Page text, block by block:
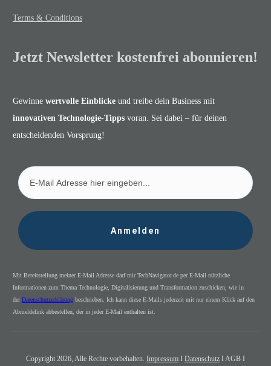
Terms & Conditions
Jetzt Newsletter kostenfrei abonnieren!
Gewinne wertvolle Einblicke und treibe dein Business mit
innovativen Technologie-Tipps voran. Sei dabei – für deinen
entscheidenden Vorsprung!
Anmelden
Mit Bereitstellung meiner E-Mail Adresse darf mir TechNavigator.de per E-Mail nützliche
Informationen zum Thema Technologie, Digitalisierung und Transformation zuschicken, wie in
derDatenschutzerklärung beschrieben. Ich kann diese E-Mails jederzeit mit nur einem Klick auf den
Abmeldelink abbestellen, der in jeder E-Mail enthalten ist.
Copyright 2026 , Alle Rechte vorbehalten. Impressum I Datenschutz I AGB I